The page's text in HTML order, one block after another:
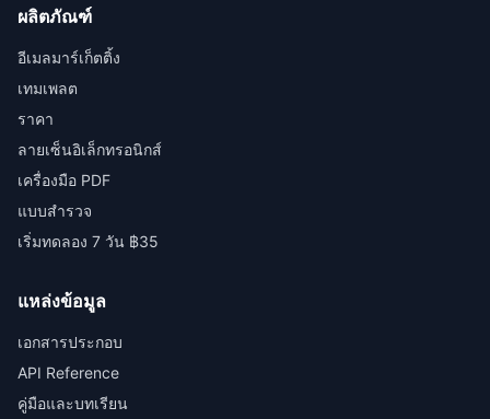
ผลิตภัณฑ์
อีเมลมาร์เก็ตติ้ง
เทมเพลต
ราคา
ลายเซ็นอิเล็กทรอนิกส์
เครื่องมือ PDF
แบบสำรวจ
เริ่มทดลอง 7 วัน ฿35
แหล่งข้อมูล
เอกสารประกอบ
API Reference
คู่มือและบทเรียน